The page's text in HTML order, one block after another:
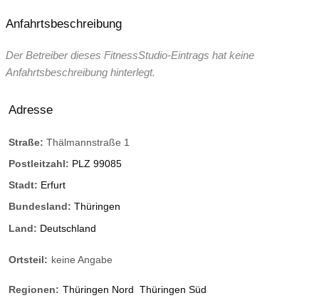
Anfahrtsbeschreibung
Der Betreiber dieses FitnessStudio-Eintrags hat keine
Anfahrtsbeschreibung hinterlegt.
Adresse
Straße: Thälmannstraße 1
Postleitzahl: PLZ 99085
Stadt: Erfurt
Bundesland: Thüringen
Land: Deutschland
Ortsteil: keine Angabe
Regionen: Thüringen Nord Thüringen Süd